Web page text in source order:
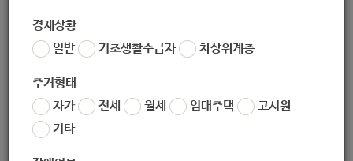
경제상황
일반
기초생활수급자 차상위계층
주거형태
자가
전세 월세 임대주택
고시원
기타
가사간병방문지원.zip
개발제한구역생활비용보조신청